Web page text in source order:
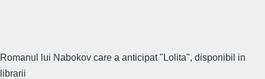
Romanul lui Nabokov care a anticipat "Lolita", disponibil in
librarii